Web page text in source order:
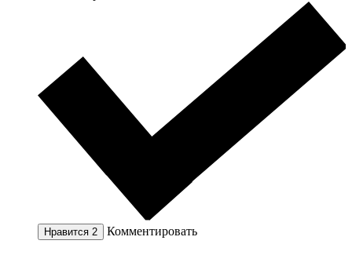
Нравится 2 Комментировать